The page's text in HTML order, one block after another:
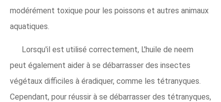
modérément toxique pour les poissons et autres animaux
aquatiques.
Lorsqu'il est utilisé correctement, L'huile de neem
peut également aider à se débarrasser des insectes
végétaux difficiles à éradiquer, comme les tétranyques.
Cependant, pour réussir à se débarrasser des tétranyques,